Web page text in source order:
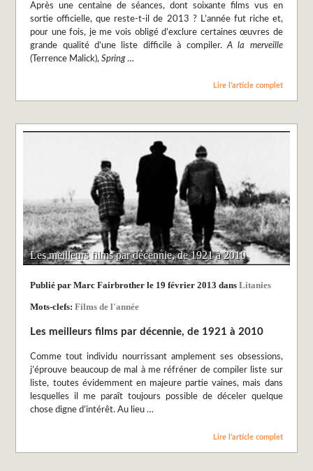
Après une centaine de séances, dont soixante films vus en
sortie officielle, que reste-t-il de 2013 ? L’année fut riche et,
pour une fois, je me vois obligé d’exclure certaines œuvres de
grande qualité d’une liste difficile à compiler. A la merveille
(Terrence Malick),Spring …
Lire l’article complet
Les meilleurs films par décennie, de 1921 à 2010
Publié par Marc Fairbrother le 19 février 2013 dansLitanies
Mots-clefs:Films de l'année
Les meilleurs films par décennie, de 1921 à 2010
Comme tout individu nourrissant amplement ses obsessions,
j’éprouve beaucoup de mal à me réfréner de compiler liste sur
liste, toutes évidemment en majeure partie vaines, mais dans
lesquelles il me paraît toujours possible de déceler quelque
chose digne d’intérêt. Au lieu …
Lire l’article complet